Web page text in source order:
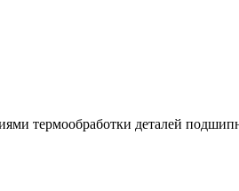
термообработки деталей